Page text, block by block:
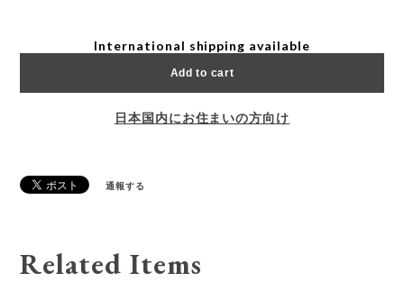
International shipping available
Add to cart
日本国内にお住まいの方向け
通報する
Related Items